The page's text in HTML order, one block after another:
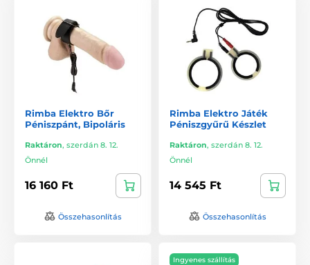
Rimba Elektro Bőr
Péniszpánt, Bipoláris
Raktáron, szerdán 8. 12.
Önnél
16 160 Ft
Összehasonlítás
Rimba Elektro Játék
Péniszgyűrű Készlet
Raktáron, szerdán 8. 12.
Önnél
14 545 Ft
Összehasonlítás
Ingyenes szállítás